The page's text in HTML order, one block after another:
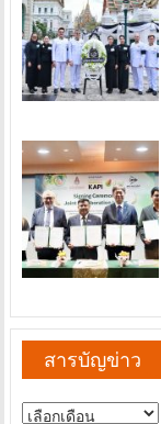
สารบัญข่าว
สารบัญ